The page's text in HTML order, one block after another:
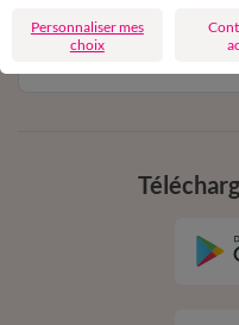
Personnaliser mes
choix